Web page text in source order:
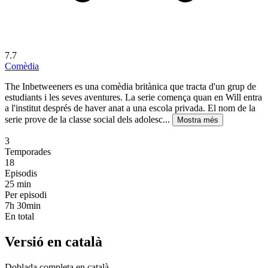
7.7
Comèdia
The Inbetweeners es una comèdia britànica que tracta d'un grup de
estudiants i les seves aventures. La serie comença quan en Will entra
a l'institut després de haver anat a una escola privada. El nom de la
serie prove de la classe social dels adolesc...
Mostra més
3
Temporades
18
Episodis
25 min
Per episodi
7h 30min
En total
Versió en català